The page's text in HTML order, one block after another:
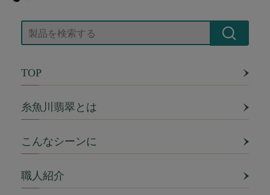
TOP
糸魚川翡翠とは
こんなシーンに
職人紹介